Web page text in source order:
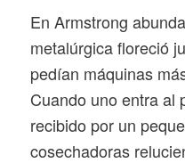
En Armstrong
metalúrgica floreció
pedían máquinas
Cuando uno entra al
recibido por un
cosechadoras